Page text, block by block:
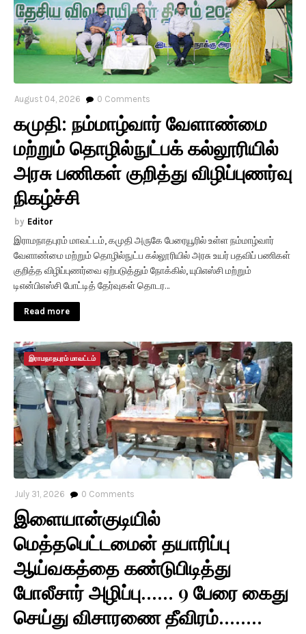
August 04, 2026 0 Comments
கமுதி: நம்மாழ்வார் வேளாண்மை
மற்றும் தொழில்நுட்பக் கல்லூரியில்
அரசு பணிகள் குறித்து விழிப்புணர்வு
நிகழ்ச்சி
Editor
இராமநாதபுரம் மாவட்டம், கமுதி அருகே பேரையூரில் உள்ள நம்மாழ்வார்
வேளாண்மை மற்றும் தொழில்நுட்ப கல்லூரியில் அரசு உயர் பதவிப் பணிகள்
குறித்த விழிப்புணர்வை ஏற்படுத்தும் நோக்கில், யுபிஎஸ்சி மற்றும்
டிஎன்பிஎஸ்சி போட்டித் தேர்வுகள் தொடர…
Read more
இராமநாதபுரம் மாவட்டம்
July 31, 2026 0 Comments
இளையான்குடியில்
மெத்தபெட்டமைன் தயாரிப்பு
ஆய்வகத்தை கண்டுபிடித்து
போலீசார் அழிப்பு...... 9 பேரை கைது
செய்து விசாரணை தீவிரம்........